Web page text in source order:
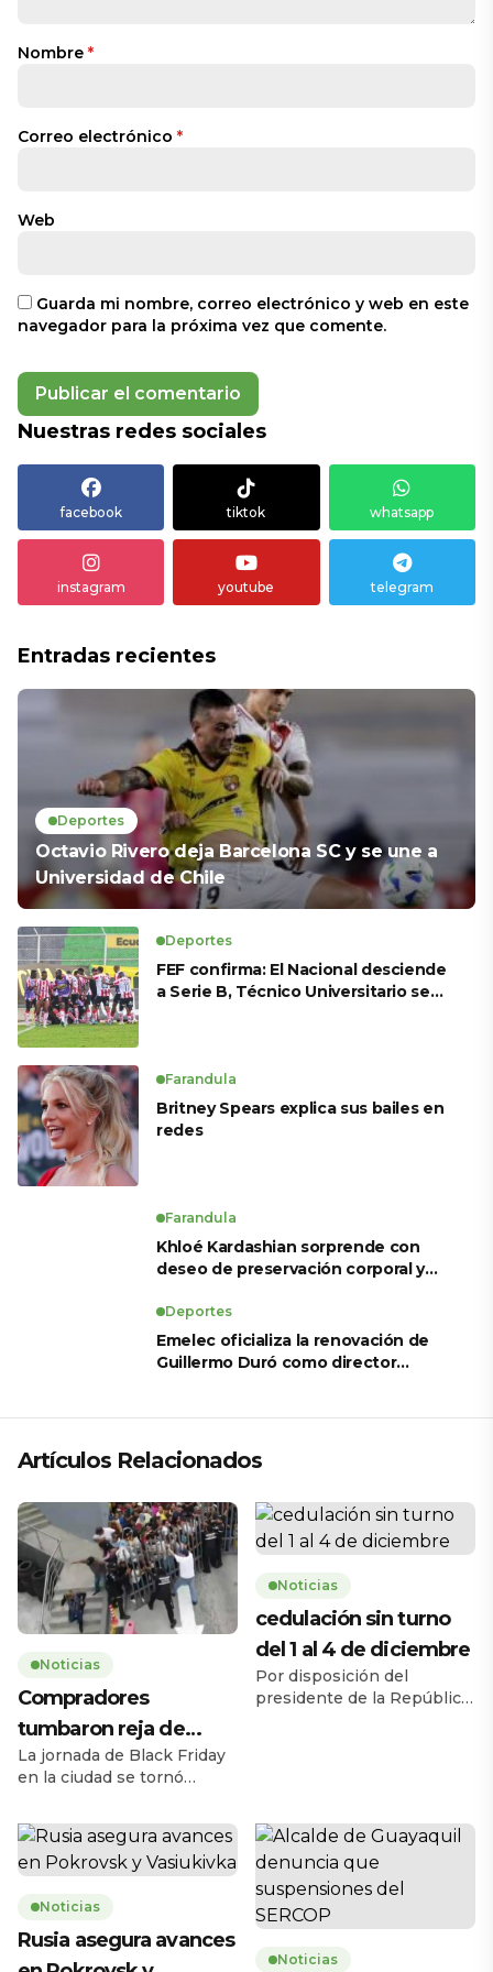
Nombre *
Correo electrónico *
Web
Guarda mi nombre, correo electrónico y web en este
navegador para la próxima vez que comente.
Nuestras redes sociales
facebook tiktok whatsapp
instagram youtube telegram
Entradas recientes
Deportes
Octavio Rivero deja Barcelona SC y se une a
Universidad de Chile
Deportes
FEF confirma: El Nacional desciende
a Serie B, Técnico Universitario se
Farandula
Britney Spears explica sus bailes en
redes
Farandula
Khloé Kardashian sorprende con
deseo de preservación corporal y
Deportes
Emelec oficializa la renovación de
Guillermo Duró como director
Artículos Relacionados
Noticias
Compradores
tumbaron reja de
supermercado
La jornada de Black Friday
en la ciudad se tornó
jueves 27 de noviembre,
cuando una multitud de
personas tumbó la reja de
en la avenida Carlos Julio
Arosemena, en el norte de
la ciudad. El hecho ocurrió
Noticias
cedulación sin turno
del 1 al 4 de diciembre
Por disposición del
presidente de la República,
diciembre de 2025, en
horario de 08h00 a 17h00,
en 193 agencias a escala
nacional. La medida busca
ampliar la capacidad
Noticias
Rusia asegura avances
Noticias